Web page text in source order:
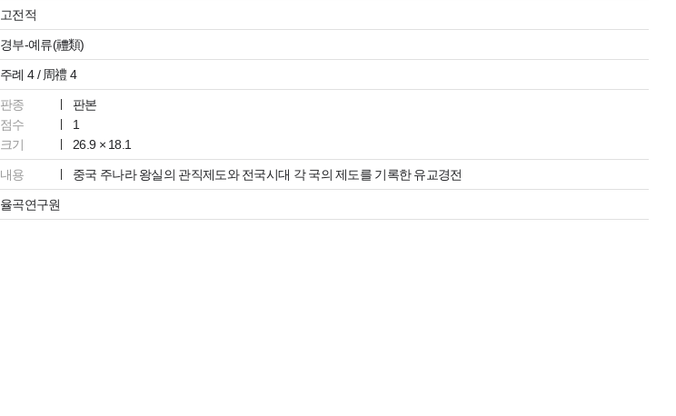
고전적
경부-예류(禮類)
주례 4 / 周禮 4
판종
판본
점수
1
크기
26.9 × 18.1
내용 중국 주나라 왕실의 관직제도와 전국시대 각 국의 제도를 기록한 유교경전
율곡연구원